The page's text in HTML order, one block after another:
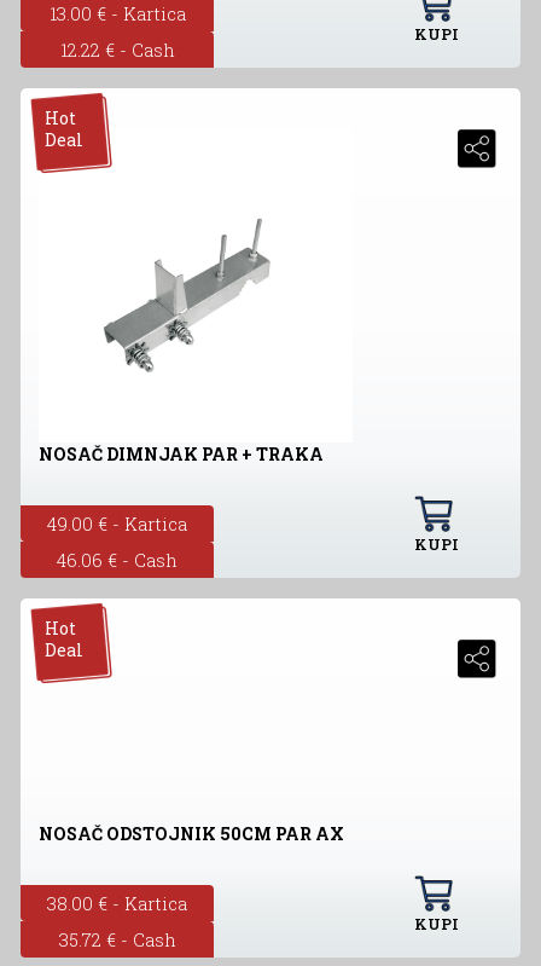
13.00 € - Kartica
12.22 € - Cash
KUPI
Hot
Deal
NOSAČ DIMNJAK PAR + TRAKA
49.00 € - Kartica
46.06 € - Cash
KUPI
Hot
Deal
NOSAČ ODSTOJNIK 50CM PAR AX
38.00 € - Kartica
35.72 € - Cash
KUPI